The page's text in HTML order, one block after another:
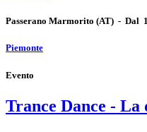
Passerano Marmorito (AT) - Dal
Piemonte
Evento
Trance Dance -